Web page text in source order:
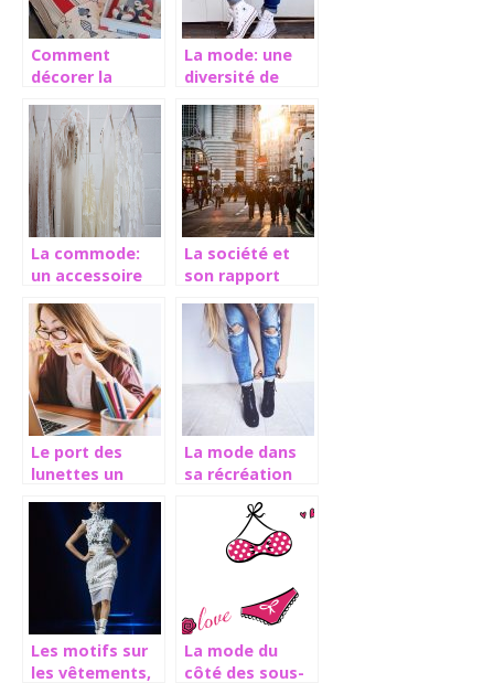
Comment
décorer la
enfants ?
La mode: une
diversité de
vestimentaires
La commode:
un accessoire
rangement
La société et
son rapport
Le port des
lunettes un
fois médical et
à la mode
La mode dans
sa récréation
Les motifs sur
les vêtements,
La mode du
côté des sous-